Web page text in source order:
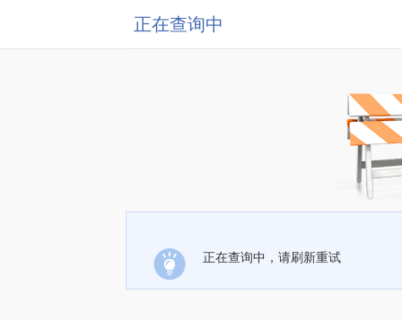
正在查询中
正在查询中，请刷新重试